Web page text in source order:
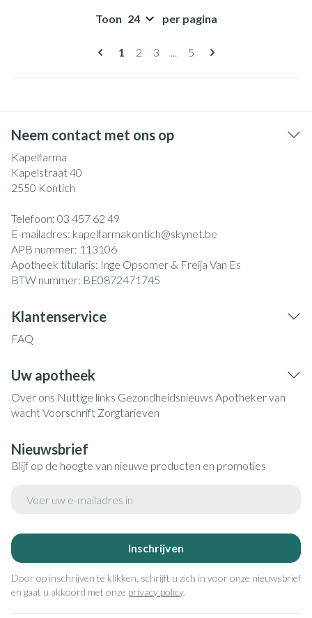
Pagina's
U lees momenteel pagina
1 Pagina
2 Pagina
3 ... Pagina
5
Toon per pagina
Neem contact met ons op
Kapelfarma
Kapelstraat 40
2550 Kontich
Telefoon: 03 457 62 49
E-mailadres: kapelfarmakontich@skynet.be
APB nummer: 113106
Apotheek titularis: Inge Opsomer & Freija Van Es
BTW nummer: BE0872471745
Klantenservice
FAQ
Uw apotheek
Over ons Nuttige links Gezondheidsnieuws Apotheker van
wachtVoorschrift Zorgtarieven
Nieuwsbrief
Blijf op de hoogte van nieuwe producten en promoties
Inschrijven
Door op inschrijven te klikken, schrijft u zich in voor onze nieuwsbrief
en gaat u akkoord met onze privacy policy.